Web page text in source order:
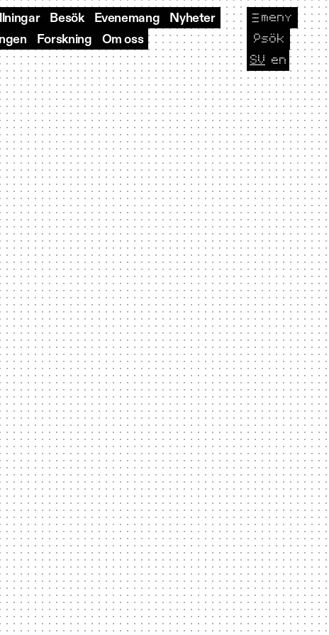
Besök Evenemang
Nyheter
Forskning Om oss
meny
🔎sök
CURRENT
SV Byt
en